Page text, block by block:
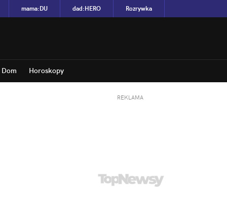
mama:DU dad:HERO Rozrywka
Dom Horoskopy
REKLAMA